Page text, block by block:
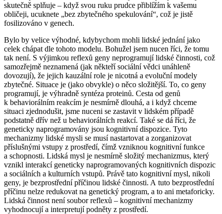
skutečně splňuje – když svou ruku prudce přiblížím k vašemu
obličeji, ucuknete „bez zbytečného spekulování“, což je jistě
fosilizováno v genech.
Bylo by velice výhodné, kdybychom mohli lidské jednání jako
celek chápat dle tohoto modelu. Bohužel jsem nucen říci, že tomu
tak není. S výjimkou reflexů geny neprogramují lidské činnosti, což
samozřejmě neznamená (jak někteří sociální vědci unáhleně
dovozují), že jejich kauzální role je nicotná a evoluční modely
zbytečné. Situace je (jako obvykle) o něco složitější. To, co geny
programují, je výhradně syntéza proteinů. Cesta od genů
k behaviorálním reakcím je nesmírně dlouhá, a i když chceme
situaci zjednodušit, jsme nuceni se zastavit v lidském případě
podstatně dřív než u behaviorálních reakcí. Také se dá říci, že
geneticky naprogramovány jsou kognitivní dispozice. Tyto
mechanizmy lidské mysli se musí nastartovat a zorganizovat
příslušnými vstupy z prostředí, čímž vzniknou kognitivní funkce
a schopnosti. Lidská mysl je nesmírně složitý mechanizmus, který
vznikl interakcí geneticky naprogramovaných kognitivních dispozic
a sociálních a kulturních vstupů. Právě tato kognitivní mysl, nikoli
geny, je bezprostřednípříčinou lidské činnosti. A tuto bezprostřední
příčinu nelze redukovat na genetický program, a to ani metaforicky.
Lidská činnost není soubor reflexů – kognitivní mechanizmy
vyhodnocují a interpretují podněty z prostředí.